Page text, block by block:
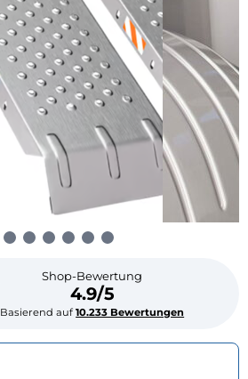
Shop-Bewertung
4.9/5
Basierend auf10.233 Bewertungen